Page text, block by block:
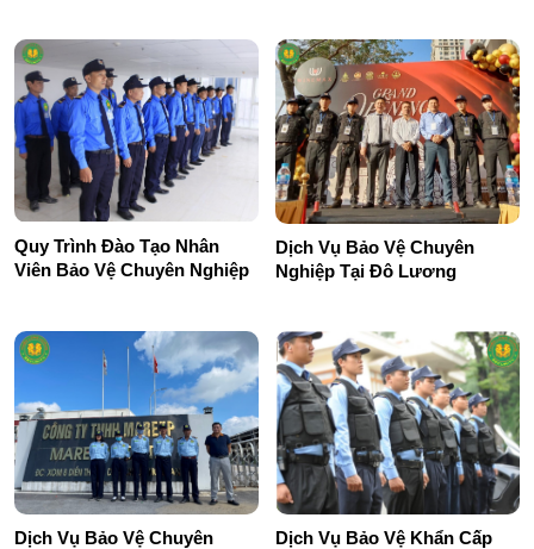
Quy Trình Đào Tạo Nhân
Viên Bảo Vệ Chuyên Nghiệp
Dịch Vụ Bảo Vệ Chuyên
Nghiệp Tại Đô Lương
Dịch Vụ Bảo Vệ Chuyên
Dịch Vụ Bảo Vệ Khẩn Cấp